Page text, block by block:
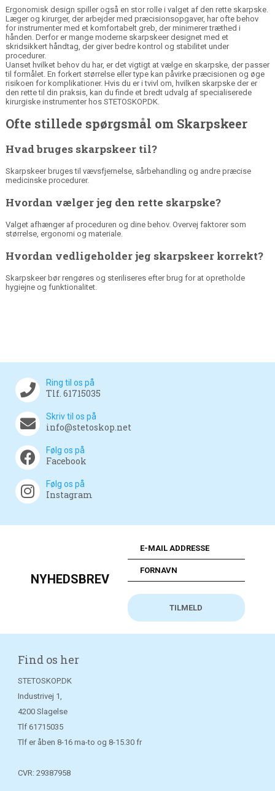
Ergonomisk design spiller også en stor rolle i valget af den rette skarpske.
Læger og kirurger, der arbejder med præcisionsopgaver, har ofte behov
for instrumenter med et komfortabelt greb, der minimerer træthed i
hånden. Derfor er mange moderne skarpskeer designet med et
skridsikkert håndtag, der giver bedre kontrol og stabilitet under
procedurer.
Uanset hvilket behov du har, er det vigtigt at vælge en skarpske, der passer
til formålet. En forkert størrelse eller type kan påvirke præcisionen og øge
risikoen for komplikationer. Hvis du er i tvivl om, hvilken skarpske der er
den rette til din praksis, kan du finde et bredt udvalg af specialiserede
kirurgiske instrumenterhos STETOSKOP.DK.
Ofte stillede spørgsmål om Skarpskeer
Hvad bruges skarpskeer til?
Skarpskeer bruges til vævsfjernelse, sårbehandling og andre præcise
medicinske procedurer.
Hvordan vælger jeg den rette skarpske?
Valget afhænger af proceduren og dine behov. Overvej faktorer som
størrelse, ergonomi og materiale.
Hvordan vedligeholder jeg skarpskeer korrekt?
Skarpskeer bør rengøres og steriliseres efter brug for at opretholde
hygiejne og funktionalitet.
Ring til os på
Tlf. 61715035
Skriv til os på
info@stetoskop.net
Følg os på
Facebook
Følg os på
Instagram
NYHEDSBREV
Find os her
STETOSKOP.DK
Industrivej 1,
4200 Slagelse
Tlf 61715035
Tlf er åben 8-16 ma-to og 8-15.30 fr
CVR: 29387958